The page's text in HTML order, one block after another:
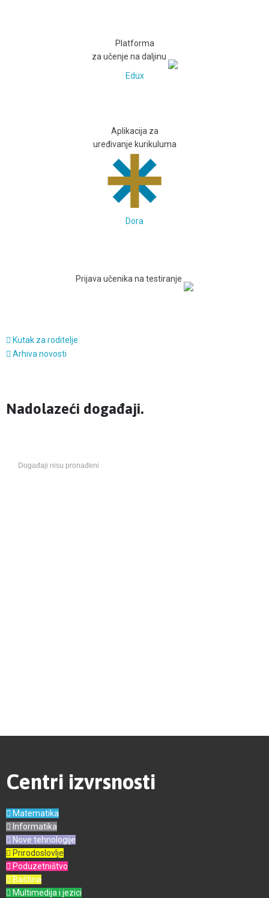
Platforma
za učenje na daljinu
Edux
Aplikacija za
uređivanje kurikuluma
Dora
Prijava učenika na testiranje
Kutak za roditelje
Arhiva novosti
Nadolazeći događaji.
Događaji nisu pronađeni
Centri izvrsnosti
Matematika
Informatika
Nove tehnologije
Prirodoslovlje
Poduzetništvo
Baština
Multimedija i jezici